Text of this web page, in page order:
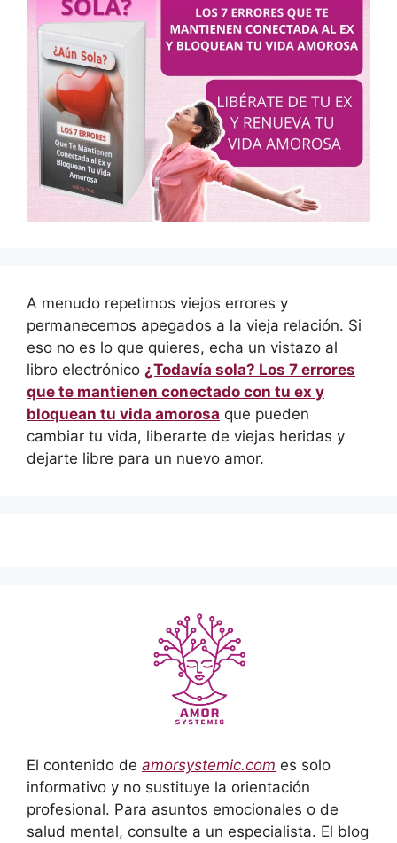
A menudo repetimos viejos errores y
permanecemos apegados a la vieja relación. Si
eso no es lo que quieres, echa un vistazo al
libro electrónico ¿Todavía sola? Los 7 errores
que te mantienen conectado con tu ex y
bloquean tu vida amorosa que pueden
cambiar tu vida, liberarte de viejas heridas y
dejarte libre para un nuevo amor.
El contenido de amorsystemic.com es solo
informativo y no sustituye la orientación
profesional. Para asuntos emocionales o de
salud mental, consulte a un especialista. El blog